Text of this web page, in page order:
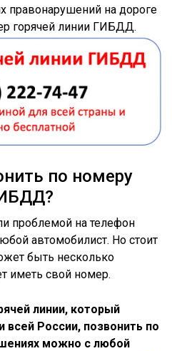
правонарушений на дороге
горячей линии ГИБДД.
по номеру
проблемой на телефон
автомобилист. Но стоит
быть несколько
иметь свой номер.
линии, который
всей России, позвонить по
можно с любой